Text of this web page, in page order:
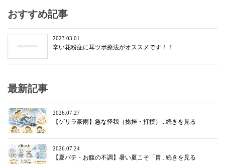
おすすめ記事
2023.03.01
辛い花粉症に耳ツボ療法がオススメです！！
最新記事
2026.07.27
【ゲリラ豪雨】急な怪我（捻挫・打撲）...続きを見る
2026.07.24
【夏バテ・お腹の不調】暑い夏こそ「胃...続きを見る